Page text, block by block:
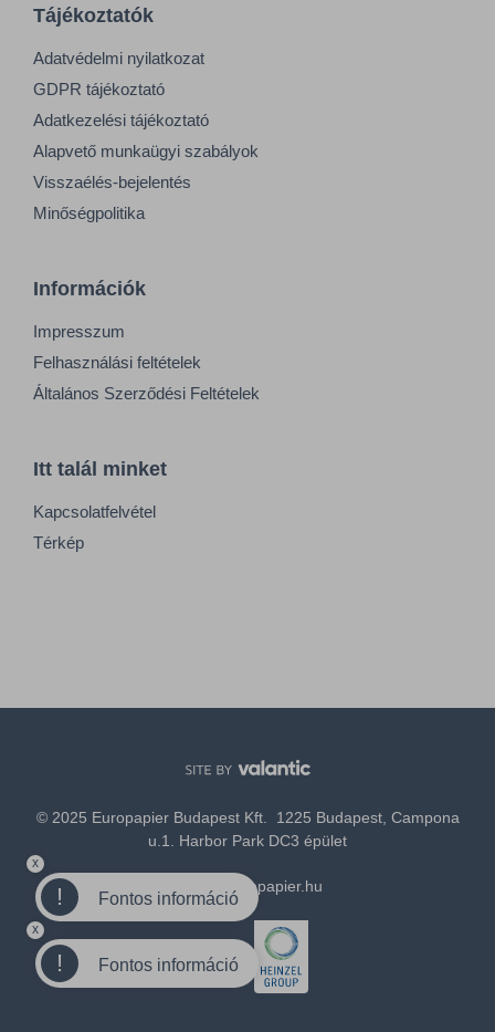
Tájékoztatók
Adatvédelmi nyilatkozat
GDPR tájékoztató
Adatkezelési tájékoztató
Alapvető munkaügyi szabályok
Visszaélés-bejelentés
Minőségpolitika
Információk
Impresszum
Felhasználási feltételek
Általános Szerződési Feltételek
Itt talál minket
Kapcsolatfelvétel
Térkép
© 2025 Europapier Budapest Kft. 1225 Budapest, Campona
u.1. Harbor Park DC3 épület
office@europapier.hu
Tagja a
! Fontos információ
x
! Fontos információ
x